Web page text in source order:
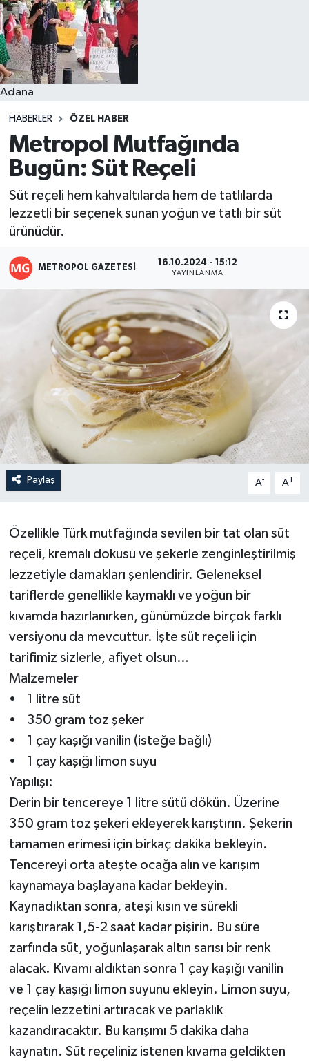
Adana
HABERLER ÖZEL HABER
Metropol Mutfağında
Bugün: Süt Reçeli
Süt reçeli hem kahvaltılarda hem de tatlılarda
lezzetli bir seçenek sunan yoğun ve tatlı bir süt
ürünüdür.
METROPOL GAZETESI 16.10.2024 - 15:12
YAYINLANMA
Paylaş A- A+
Özellikle Türk mutfağında sevilen bir tat olan süt
reçeli, kremalı dokusu ve şekerle zenginleştirilmiş
lezzetiyle damakları şenlendirir. Geleneksel
tariflerde genellikle kaymaklı ve yoğun bir
kıvamda hazırlanırken, günümüzde birçok farklı
versiyonu da mevcuttur. İşte süt reçeli için
tarifimiz sizlerle, afiyet olsun…
Malzemeler
• 1 litre süt
• 350 gram toz şeker
• 1 çay kaşığı vanilin (isteğe bağlı)
• 1 çay kaşığı limon suyu
Yapılışı:
Derin bir tencereye 1 litre sütü dökün. Üzerine
350 gram toz şekeri ekleyerek karıştırın. Şekerin
tamamen erimesi için birkaç dakika bekleyin.
Tencereyi orta ateşte ocağa alın ve karışım
kaynamaya başlayana kadar bekleyin.
Kaynadıktan sonra, ateşi kısın ve sürekli
karıştırarak 1,5-2 saat kadar pişirin. Bu süre
zarfında süt, yoğunlaşarak altın sarısı bir renk
alacak. Kıvamı aldıktan sonra 1 çay kaşığı vanilin
ve 1 çay kaşığı limon suyunu ekleyin. Limon suyu,
reçelin lezzetini artıracak ve parlaklık
kazandıracaktır. Bu karışımı 5 dakika daha
kaynatın. Süt reçeliniz istenen kıvama geldikten
Resmi İlanlar